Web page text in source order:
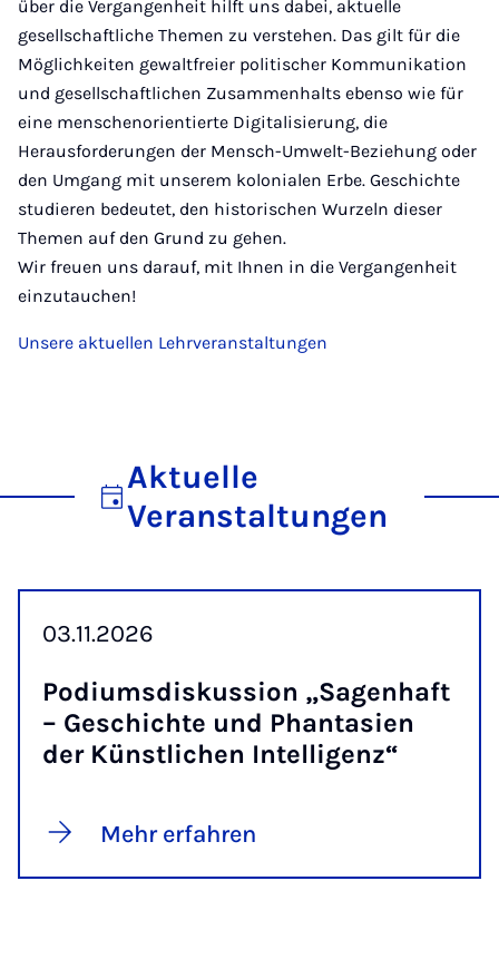
über die Vergangenheit hilft uns dabei, aktuelle
gesellschaftliche Themen zu verstehen. Das gilt für die
Möglichkeiten gewaltfreier politischer Kommunikation
und gesellschaftlichen Zusammenhalts ebenso wie für
eine menschenorientierte Digitalisierung, die
Herausforderungen der Mensch-Umwelt-Beziehung oder
den Umgang mit unserem kolonialen Erbe. Geschichte
studieren bedeutet, den historischen Wurzeln dieser
Themen auf den Grund zu gehen.
Wir freuen uns darauf, mit Ihnen in die Vergangenheit
einzutauchen!
Unsere aktuellen Lehrveranstaltungen
Aktuelle
Veranstaltungen
03.11.2026
Po­di­ums­dis­kus­si­on „Sa­gen­haft
– Ge­schich­te und Phan­tasi­en
der Künst­li­chen In­tel­li­genz“
Mehr erfahren